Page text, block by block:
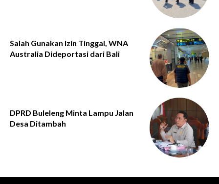
Salah Gunakan Izin Tinggal, WNA
Australia Dideportasi dari Bali
DPRD Buleleng Minta Lampu Jalan
Desa Ditambah